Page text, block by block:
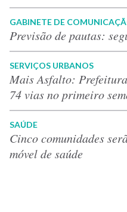
GABINETE DE
Previsão de pautas:
SERVIÇOS URBANOS
Mais Asfalto:
74 vias no primeiro
SAÚDE
Cinco comunidades
móvel de saúde